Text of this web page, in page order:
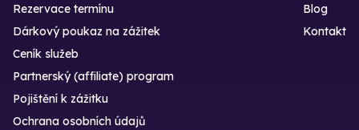
Rezervace termínu
Dárkový poukaz na zážitek
Blog
Kontakt
Ceník služeb
Partnerský (affiliate) program
Pojištění k zážitku
Ochrana osobních údajů